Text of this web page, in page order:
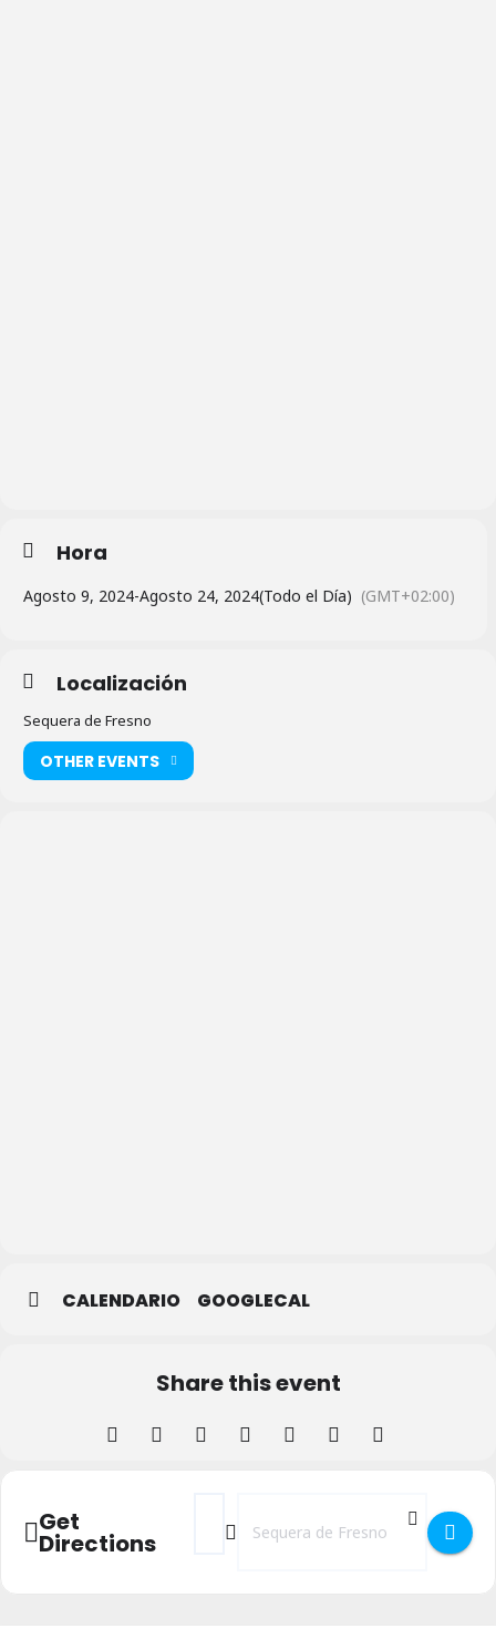
Hora
Agosto 9, 2024-Agosto 24, 2024(Todo el Día) (GMT+02:00)
Localización
Sequera de Fresno
OTHER EVENTS
CALENDARIO GOOGLECAL
Share this event
Get
Directions
Address - Fiestas en Sequera de Fresno
Destination Address - Fiestas en